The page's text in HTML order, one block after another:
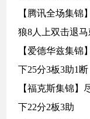
【腾讯全场集锦
狼8人上双击退
【爱德华兹集锦
下25分3板3助1断
【福克斯集锦】
下22分2板3助